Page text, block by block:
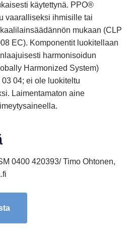
käytettynä. PPO®
vaaralliseksi ihmisille tai
mukaan (CLP
EC). Komponentit luokitellaan
harmonisoidun
Harmonized System)
04; ei ole luokiteltu
Laimentamaton aine
0400 420393/ Timo Ohtonen,